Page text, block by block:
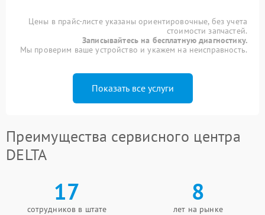
Цены в прайс-листе указаны ориентировочные, без учета
стоимости запчастей.
Записывайтесь на бесплатную диагностику.
Мы проверим ваше устройство и укажем на неисправность.
Показать все услуги
Преимущества сервисного центра
DELTA
17
сотрудников в штате
8
лет на рынке